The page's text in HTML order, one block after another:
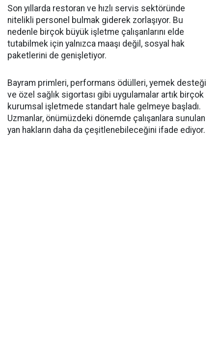
Son yıllarda restoran ve hızlı servis sektöründe
nitelikli personel bulmak giderek zorlaşıyor. Bu
nedenle birçok büyük işletme çalışanlarını elde
tutabilmek için yalnızca maaşı değil, sosyal hak
paketlerini de genişletiyor.
Bayram primleri, performans ödülleri, yemek desteği
ve özel sağlık sigortası gibi uygulamalar artık birçok
kurumsal işletmede standart hale gelmeye başladı.
Uzmanlar, önümüzdeki dönemde çalışanlara sunulan
yan hakların daha da çeşitlenebileceğini ifade ediyor.